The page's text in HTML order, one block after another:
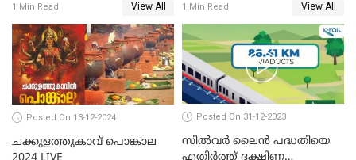
വേണുഗോപാൽ
1 Min Read View All
പി ഔസേപ്പ്
1 Min Read View All
Posted On 13-12-2024
ചക്കുളത്തുകാവ് പൊങ്കാല
Posted On 31-12-2023
സില്‍വര്‍ ലൈന്‍ പദ്ധതിയെ
എതിര്‍ത്ത് ദക്ഷിണ